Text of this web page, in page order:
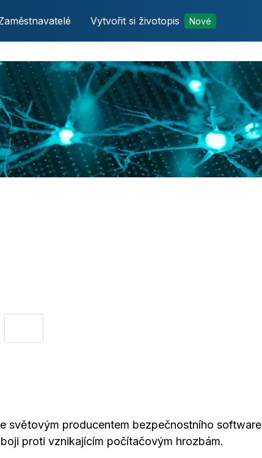
Vytvořit si životopis Nové
světovým producentem bezpečnostního software
proti vznikajícím počítačovým hrozbám.